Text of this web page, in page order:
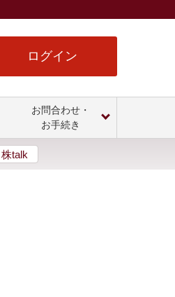
ログイン
お問合わせ・
お手続き
株talk